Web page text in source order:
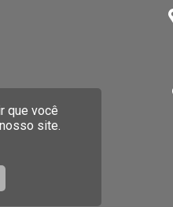
que você
site.